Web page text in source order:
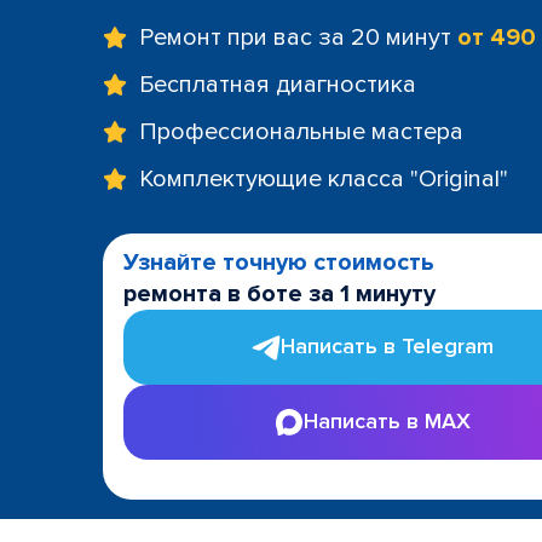
Ремонт при вас за 20 минут от
Бесплатная диагностика
Профессиональные мастера
Комплектующие класса "Original"
Узнайте точную стоимость
ремонта в боте за 1 минуту
Написать в Telegram
Написать в MAX